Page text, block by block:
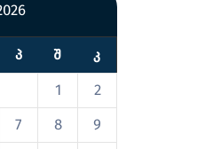
Პ Შ Კ
1
2
7 8
9